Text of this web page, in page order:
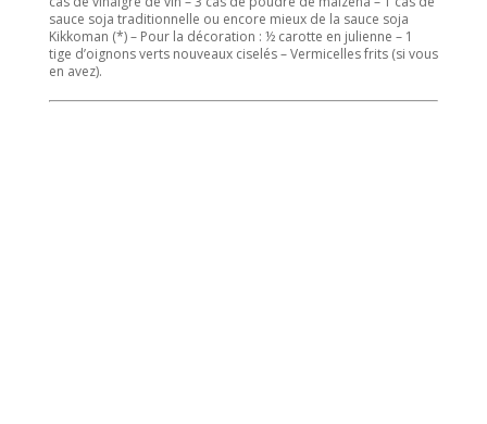
sauce soja traditionnelle ou encore mieux de la sauce soja
Kikkoman (*) – Pour la décoration : ½ carotte en julienne – 1
tige d’oignons verts nouveaux ciselés – Vermicelles frits (si vous
en avez).